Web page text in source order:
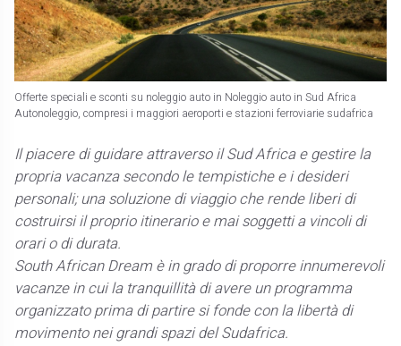
Offerte speciali e sconti su noleggio auto in Noleggio auto in Sud Africa
Autonoleggio, compresi i maggiori aeroporti e stazioni ferroviarie sudafrica
Il piacere di guidare attraverso il Sud Africa e gestire la
propria vacanza secondo le tempistiche e i desideri
personali; una soluzione di viaggio che rende liberi di
costruirsi il proprio itinerario e mai soggetti a vincoli di
orari o di durata.
South African Dream è in grado di proporre innumerevoli
vacanze in cui la tranquillità di avere un programma
organizzato prima di partire si fonde con la libertà di
movimento nei grandi spazi del Sudafrica.